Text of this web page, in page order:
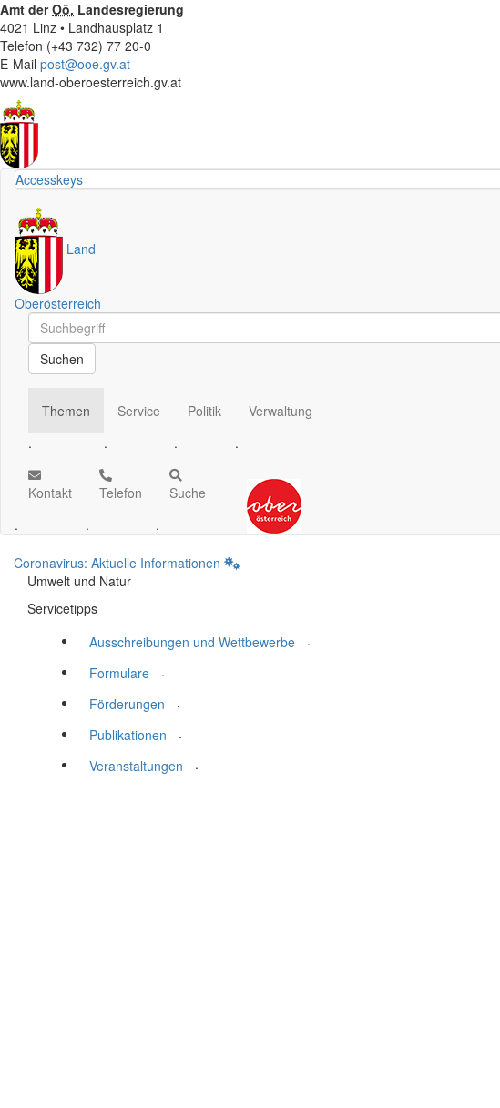
Amt derOö. Landesregierung
4021 Linz • Landhausplatz 1
Telefon (+43 732) 77 20-0
E-Mail post@ooe.gv.at
www.land-oberoesterreich.gv.at
Accesskeys
Land
Oberösterreich
Schnellsuche
Schnellsuche
Suchen
Themen
.
Service
.
Politik
.
Verwaltung
.
Kontakt
.
Telefon
.
Suche
.
Coronavirus: Aktuelle Informationen
Umwelt und Natur
Servicetipps
Ausschreibungen und Wettbewerbe
.
Formulare
.
Förderungen
.
Publikationen
.
Veranstaltungen
.